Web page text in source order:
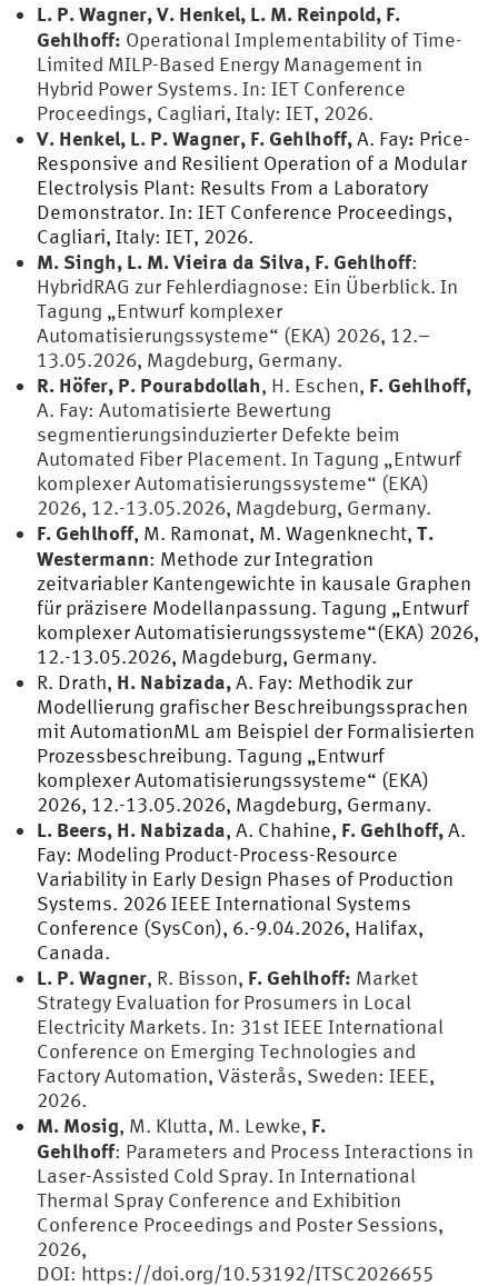
L. P. Wagner, V. Henkel, L. M. Reinpold, F.
Gehlhoff: Operational Implementability of Time-
Limited MILP-Based Energy Management in
Hybrid Power Systems. In: IET Conference
Proceedings, Cagliari, Italy: IET, 2026.
V. Henkel, L. P. Wagner, F. Gehlhoff,A. Fay: Price-
Responsive and Resilient Operation of a Modular
Electrolysis Plant: Results From a Laboratory
Demonstrator. In: IET Conference Proceedings,
Cagliari, Italy: IET, 2026.
M. Singh, L. M. Vieira da Silva, F. Gehlhoff:
HybridRAG zur Fehlerdiagnose: Ein Überblick. In
Tagung „Entwurf komplexer
Automatisierungssysteme“ (EKA) 2026, 12.–
13.05.2026, Magdeburg, Germany.
R. Höfer, P. Pourabdollah, H. Eschen, F. Gehlhoff,
A. Fay: Automatisierte Bewertung
segmentierungsinduzierter Defekte beim
Automated Fiber Placement. In Tagung „Entwurf
komplexer Automatisierungssysteme“ (EKA)
2026, 12.-13.05.2026, Magdeburg, Germany.
F. Gehlhoff, M. Ramonat, M. Wagenknecht, T.
Westermann: Methode zur Integration
zeitvariabler Kantengewichte in kausale Graphen
für präzisere Modellanpassung. Tagung „Entwurf
komplexer Automatisierungssysteme“(EKA) 2026,
12.-13.05.2026, Magdeburg, Germany.
R. Drath, H. Nabizada,A. Fay: Methodik zur
Modellierung grafischer Beschreibungssprachen
mit AutomationML am Beispiel der Formalisierten
Prozessbeschreibung. Tagung „Entwurf
komplexer Automatisierungssysteme“ (EKA)
2026, 12.-13.05.2026, Magdeburg, Germany.
L. Beers, H. Nabizada, A. Chahine, F. Gehlhoff,A.
Fay: Modeling Product-Process-Resource
Variability in Early Design Phases of Production
Systems. 2026 IEEE International Systems
Conference (SysCon), 6.-9.04.2026, Halifax,
Canada.
L. P. Wagner, R. Bisson, F. Gehlhoff: Market
Strategy Evaluation for Prosumers in Local
Electricity Markets. In: 31st IEEE International
Conference on Emerging Technologies and
Factory Automation, Västerås, Sweden: IEEE,
2026.
M. Mosig, M. Klutta, M. Lewke, F.
Gehlhoff: Parameters and Process Interactions in
Laser-Assisted Cold Spray. In International
Thermal Spray Conference and Exhibition
Conference Proceedings and Poster Sessions,
2026,
DOI: https://doi.org/10.53192/ITSC2026655